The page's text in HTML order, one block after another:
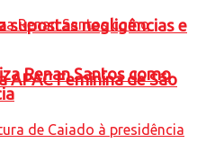
supostas negligências e
APAC Feminina de São
Renan Santos como